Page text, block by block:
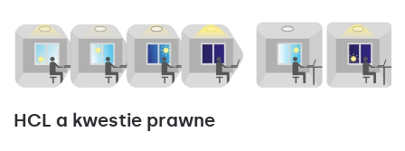
HCL a kwestie prawne